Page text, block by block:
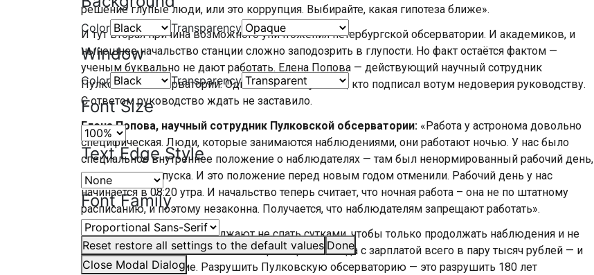
Color Transparency
Window
Color Transparency
Font Size
Text Edge Style
Font Family
Reset restore all settings to the default values Done
Close Modal Dialog
решение глупые люди, или это коррупция. Выбирайте, какая гипотеза ближе».
И тут вторая причина возможного уничтожения петербургской обсерватории. И академиков, и
нынешнее начальство станции сложно заподозрить в глупости. Но факт остаётся фактом —
ученым буквально не дают работать. Елена Попова — действующий научный сотрудник
Пулковской обсерватории. Одна из тех 127 ученых, кто подписал вотум недоверия руководству.
С ответом руководство ждать не заставило.
Елена Попова, научный сотрудник Пулковской обсерватории: «Работа у астронома довольно
специфическая. Люди, которые занимаются наблюдениями, они работают ночью. У нас было
специальное внутреннее положение о наблюдателях — там был ненормированный рабочий день,
или какие-то отпуска. И это положение перед новым годом отменили. Рабочий день у нас
начинается в 08:20 утра. И начальство теперь считает, что ночная работа – она не по штатному
расписанию, и поэтому незаконна. Получается, что наблюдателям запрещают работать».
Но при этом ученые продолжают не спать сутками, чтобы только продолжать наблюдения и не
нарушать штатное расписание обсерватории. Иногда с зарплатой всего в пару тысяч рублей — и
это не преувеличение. Разрушить Пулковскую обсерваторию — это разрушить 180 лет